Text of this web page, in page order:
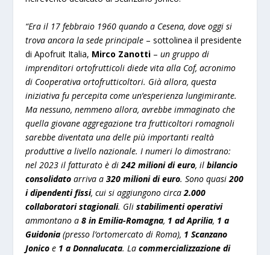
“Era il 17 febbraio 1960 quando a Cesena, dove oggi si
trova ancora la sede principale – sottolinea il presidente
di Apofruit Italia, Mirco Zanotti –un gruppo di
imprenditori ortofrutticoli diede vita alla Cof, acronimo
di Cooperativa ortofrutticoltori. Già allora, questa
iniziativa fu percepita come un’esperienza lungimirante.
Ma nessuno, nemmeno allora, avrebbe immaginato che
quella giovane aggregazione tra frutticoltori romagnoli
sarebbe diventata una delle più importanti realtà
produttive a livello nazionale. I numeri lo dimostrano:
nel 2023 il fatturato è di242 milioni di euro, ilbilancio
consolidato arriva a320 milioni di euro. Sono quasi200
i dipendenti fissi, cui si aggiungono circa2.000
collaboratori stagionali. Glistabilimenti operativi
ammontano a8 in Emilia-Romagna, 1 ad Aprilia, 1 a
Guidonia(presso l’ortomercato di Roma), 1 Scanzano
Jonicoe 1 a Donnalucata. Lacommercializzazione di